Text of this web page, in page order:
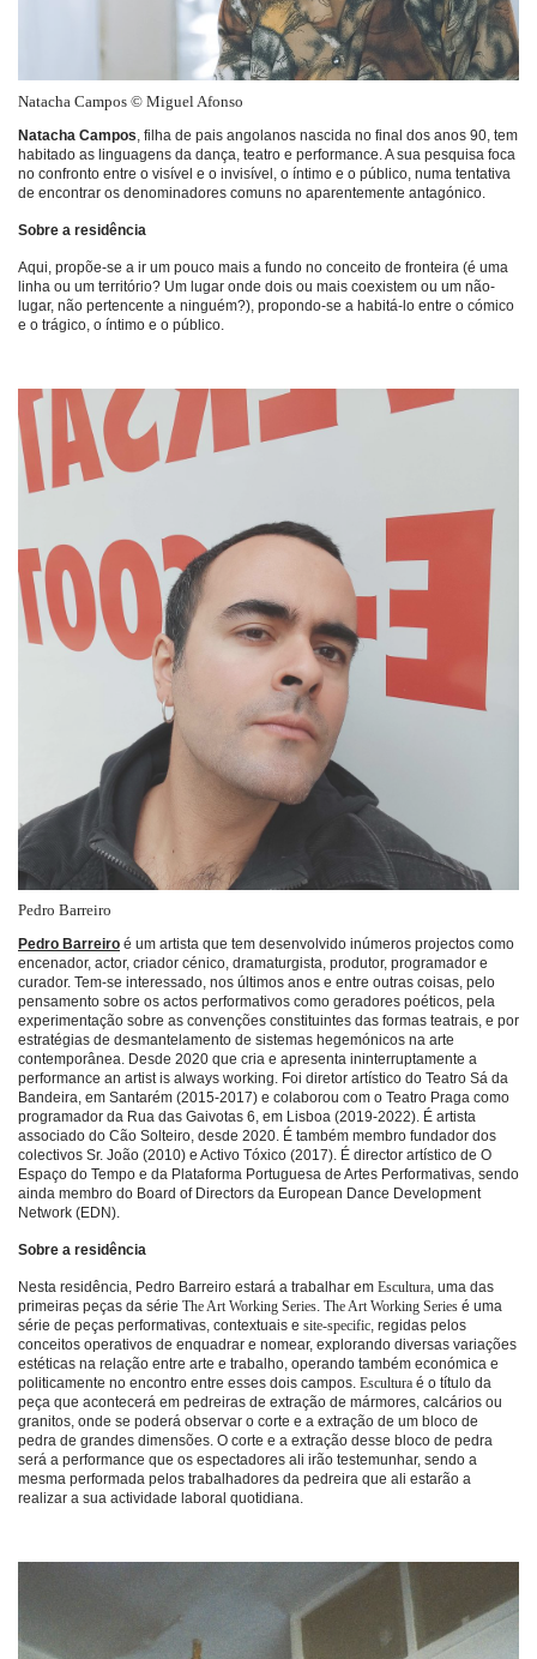
Natacha Campos © Miguel Afonso
Natacha Campos, filha de pais angolanos nascida no final dos anos 90, tem
habitado as linguagens da dança, teatro e performance. A sua pesquisa foca
no confronto entre o visível e o invisível, o íntimo e o público, numa tentativa
de encontrar os denominadores comuns no aparentemente antagónico.
Sobre a residência
Aqui, propõe-se a ir um pouco mais a fundo no conceito de fronteira (é uma
linha ou um território? Um lugar onde dois ou mais coexistem ou um não-
lugar, não pertencente a ninguém?), propondo-se a habitá-lo entre o cómico
e o trágico, o íntimo e o público.
Pedro Barreiro
Pedro Barreiro é um artista que tem desenvolvido inúmeros projectos como
encenador, actor, criador cénico, dramaturgista, produtor, programador e
curador. Tem-se interessado, nos últimos anos e entre outras coisas, pelo
pensamento sobre os actos performativos como geradores poéticos, pela
experimentação sobre as convenções constituintes das formas teatrais, e por
estratégias de desmantelamento de sistemas hegemónicos na arte
contemporânea. Desde 2020 que cria e apresenta ininterruptamente a
performance an artist is always working. Foi diretor artístico do Teatro Sá da
Bandeira, em Santarém (2015-2017) e colaborou com o Teatro Praga como
programador da Rua das Gaivotas 6, em Lisboa (2019-2022). É artista
associado do Cão Solteiro, desde 2020. É também membro fundador dos
colectivos Sr. João (2010) e Activo Tóxico (2017). É director artístico de O
Espaço do Tempo e da Plataforma Portuguesa de Artes Performativas, sendo
ainda membro do Board of Directors da European Dance Development
Network (EDN).
Sobre a residência
Nesta residência, Pedro Barreiro estará a trabalhar em Escultura, uma das
primeiras peças da série The Art Working Series. The Art Working Series é uma
série de peças performativas, contextuais e site-specific, regidas pelos
conceitos operativos de enquadrar e nomear, explorando diversas variações
estéticas na relação entre arte e trabalho, operando também económica e
politicamente no encontro entre esses dois campos. Escultura é o título da
peça que acontecerá em pedreiras de extração de mármores, calcários ou
granitos, onde se poderá observar o corte e a extração de um bloco de
pedra de grandes dimensões. O corte e a extração desse bloco de pedra
será a performance que os espectadores ali irão testemunhar, sendo a
mesma performada pelos trabalhadores da pedreira que ali estarão a
realizar a sua actividade laboral quotidiana.